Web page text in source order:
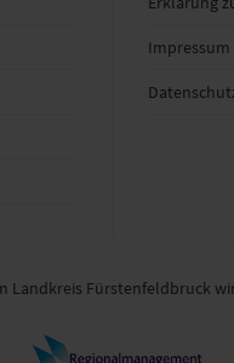
Impressum
Landkreis Fürstenfeldbruck